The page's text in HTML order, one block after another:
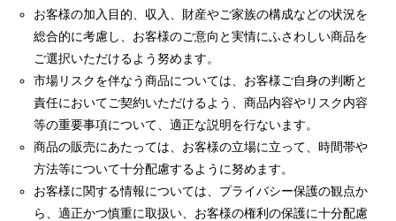
お客様の加入目的、収入、財産やご家族の構成などの状況を
総合的に考慮し、お客様のご意向と実情にふさわしい商品を
ご選択いただけるよう努めます。
市場リスクを伴なう商品については、お客様ご自身の判断と
責任においてご契約いただけるよう、商品内容やリスク内容
等の重要事項について、適正な説明を行ないます。
商品の販売にあたっては、お客様の立場に立って、時間帯や
方法等について十分配慮するように努めます。
お客様に関する情報については、プライバシー保護の観点か
ら、適正かつ慎重に取扱い、お客様の権利の保護に十分配慮